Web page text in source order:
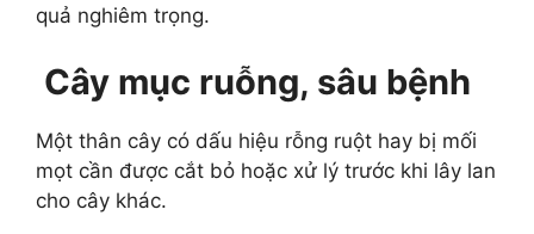
quả nghiêm trọng.
Cây mục ruỗng, sâu bệnh
Một thân cây có dấu hiệu rỗng ruột hay bị mối
mọt cần được cắt bỏ hoặc xử lý trước khi lây lan
cho cây khác.